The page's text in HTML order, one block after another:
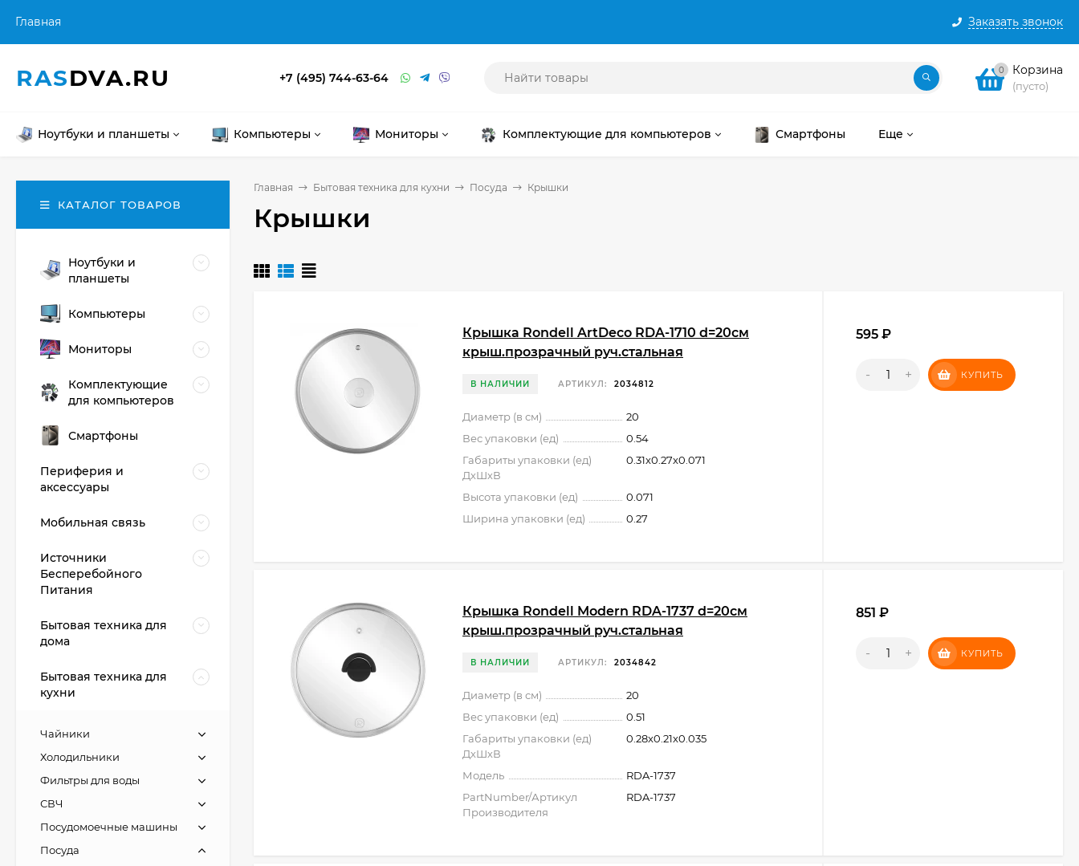
Заказать звонок
Главная
RASDVA.RU +7 (495) 744-63-64 0 Корзина
(пусто)
Ноутбуки и планшеты Компьютеры Мониторы Комплектующие для компьютеров Смартфоны Еще
Главная Бытовая техника для кухни Посуда Крышки
Крышки
Крышка Rondell ArtDeco RDA-1710 d=20см
крыш.прозрачный руч.стальная
В НАЛИЧИИ АРТИКУЛ: 2034812
Диаметр (в см)
20
Вес упаковки (ед)
0.54
Габариты упаковки (ед)
ДхШхВ
0.31x0.27x0.071
Высота упаковки (ед)
0.071
Ширина упаковки (ед)
0.27
595 ₽
- + КУПИТЬ
Крышка Rondell Modern RDA-1737 d=20см
крыш.прозрачный руч.стальная
В НАЛИЧИИ АРТИКУЛ: 2034842
Диаметр (в см)
20
Вес упаковки (ед)
0.51
Габариты упаковки (ед)
ДхШхВ
0.28x0.21x0.035
Модель
RDA-1737
PartNumber/Артикул
Производителя
RDA-1737
851 ₽
- + КУПИТЬ
КАТАЛОГ ТОВАРОВ
Ноутбуки и
планшеты
Компьютеры
Мониторы
Комплектующие
для компьютеров
Смартфоны
Периферия и
аксессуары
Мобильная связь
Источники
Бесперебойного
Питания
Бытовая техника для
дома
Бытовая техника для
кухни
Чайники
Холодильники
Фильтры для воды
СВЧ
Посудомоечные машины
Посуда